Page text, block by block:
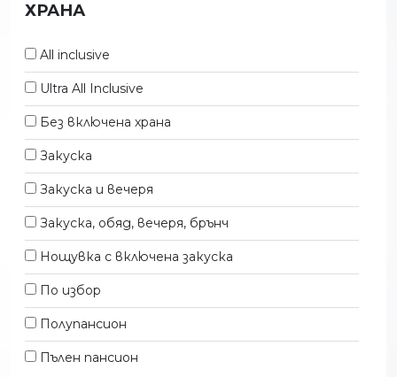
ХРАНА
All inclusive
Ultra All Inclusive
Без включена храна
Закуска
Закуска и вечеря
Закуска, обяд, вечеря, брънч
Нощувка с включена закуска
По избор
Полупансион
Пълен пансион